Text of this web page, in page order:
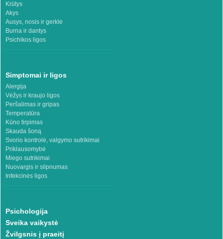
Krūtys
Akys
Ausys, nosis ir gerklė
Burna ir dantys
Psichikos ligos
Simptomai ir ligos
Alergija
Vėžys ir kraujo ligos
Peršalimas ir gripas
Temperatūra
Kūno tirpimas
Skauda šoną
Svorio kontrolė, valgymo sutrikimai
Priklausomybė
Miego sutrikimai
Nuovargis ir silpnumas
Infekcinės ligos
Psichologija
Sveika vaikystė
Žvilgsnis į praeitį